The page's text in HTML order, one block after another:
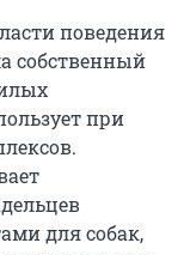
поведения
собственный
при
для собак,